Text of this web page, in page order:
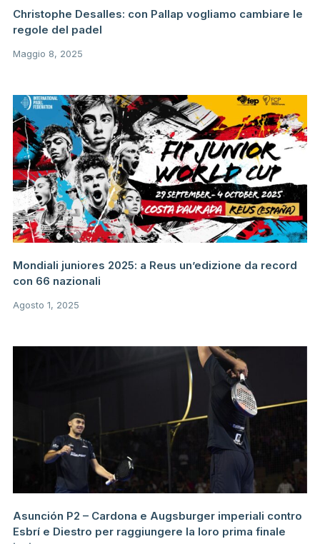
Christophe Desalles: con Pallap vogliamo cambiare le
regole del padel
Maggio 8, 2025
Mondiali juniores 2025: a Reus un’edizione da record
con 66 nazionali
Agosto 1, 2025
Asunción P2 – Cardona e Augsburger imperiali contro
Esbrí e Diestro per raggiungere la loro prima finale